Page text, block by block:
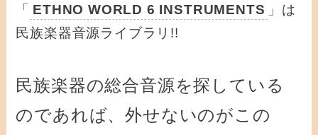
「 ETHNO WORLD 6 INSTRUMENTS 」は
民族楽器音源ライブラリ!!
民族楽器の総合音源を探している
のであれば、外せないのがこの